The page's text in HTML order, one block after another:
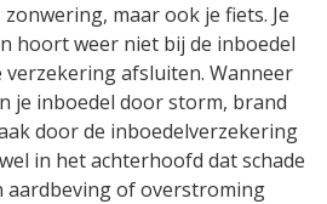
maar ook je fiets. Je
hoort weer niet bij de inboedel
afsluiten. Wanneer
je inboedel door storm, brand
door de inboedelverzekering
in het achterhoofd dat schade
aardbeving of overstroming